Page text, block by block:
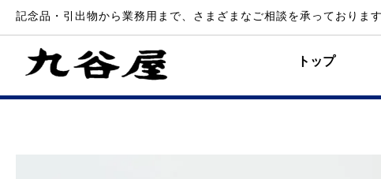
記念品・引出物から業務用まで、さまざまなご相談を承っております
トップ